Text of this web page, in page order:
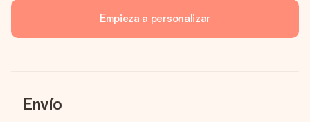
Empieza a personalizar
Envío